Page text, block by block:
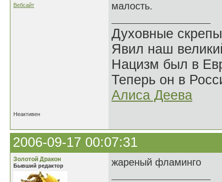
Вебсайт
малость.
Духовные
Явил наш
Нацизм был в
Теперь он в
Алиса Деева
Неактивен
2006-09-17 00:07:31
Золотой Дракон
Бывший редактор жареный фламинго